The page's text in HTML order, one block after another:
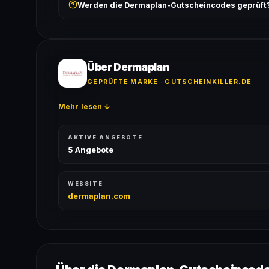
ausgeschlossen, sofern die Angebotsbedingungen
Werden die Dermaplan-Gutscheincodes
Über Dermaplan
GEPRÜFTE MARKE · GUTSCHEINKILLER.DE
Mehr lesen ↓
AKTIVE ANGEBOTE
5 Angebote
WEBSITE
dermaplan.com